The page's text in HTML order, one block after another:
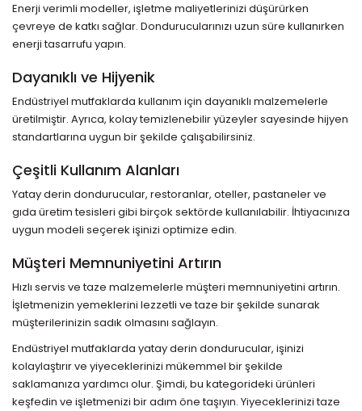
Enerji verimli modeller, işletme maliyetlerinizi düşürürken
çevreye de katkı sağlar. Dondurucularınızı uzun süre kullanırken
enerji tasarrufu yapın.
Dayanıklı ve Hijyenik
Endüstriyel mutfaklarda kullanım için dayanıklı malzemelerle
üretilmiştir. Ayrıca, kolay temizlenebilir yüzeyler sayesinde hijyen
standartlarına uygun bir şekilde çalışabilirsiniz.
Çeşitli Kullanım Alanları
Yatay derin dondurucular, restoranlar, oteller, pastaneler ve
gıda üretim tesisleri gibi birçok sektörde kullanılabilir. İhtiyacınıza
uygun modeli seçerek işinizi optimize edin.
Müşteri Memnuniyetini Artırın
Hızlı servis ve taze malzemelerle müşteri memnuniyetini artırın.
İşletmenizin yemeklerini lezzetli ve taze bir şekilde sunarak
müşterilerinizin sadık olmasını sağlayın.
Endüstriyel mutfaklarda yatay derin dondurucular, işinizi
kolaylaştırır ve yiyeceklerinizi mükemmel bir şekilde
saklamanıza yardımcı olur. Şimdi, bu kategorideki ürünleri
keşfedin ve işletmenizi bir adım öne taşıyın. Yiyeceklerinizi taze